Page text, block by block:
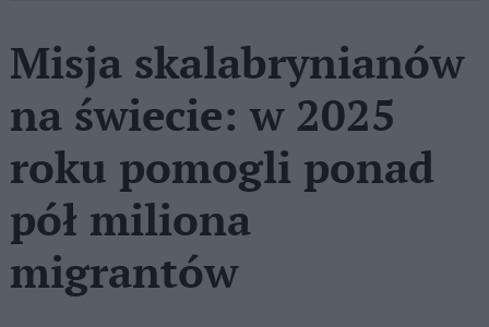
Misja skalabrynianów
na świecie: w 2025
roku pomogli ponad
pół miliona
migrantów